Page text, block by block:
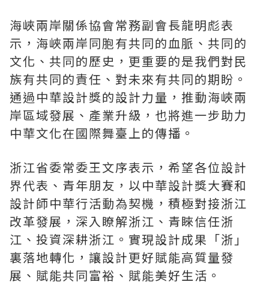
海峽兩岸關係協會常務副會長龍明彪表
示，海峽兩岸同胞有共同的血脈、共同的
文化、共同的歷史，更重要的是我們對民
族有共同的責任、對未來有共同的期盼。
通過中華設計獎的設計力量，推動海峽兩
岸區域發展、產業升級，也將進一步助力
中華文化在國際舞臺上的傳播。
浙江省委常委王文序表示，希望各位設計
界代表、青年朋友，以中華設計獎大賽和
設計師中華行活動為契機，積極對接浙江
改革發展，深入瞭解浙江、青睞信任浙
江、投資深耕浙江。實現設計成果「浙」
裏落地轉化，讓設計更好賦能高質量發
展、賦能共同富裕、賦能美好生活。